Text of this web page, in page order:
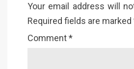
Your email address will
Required fields are marked
Comment*